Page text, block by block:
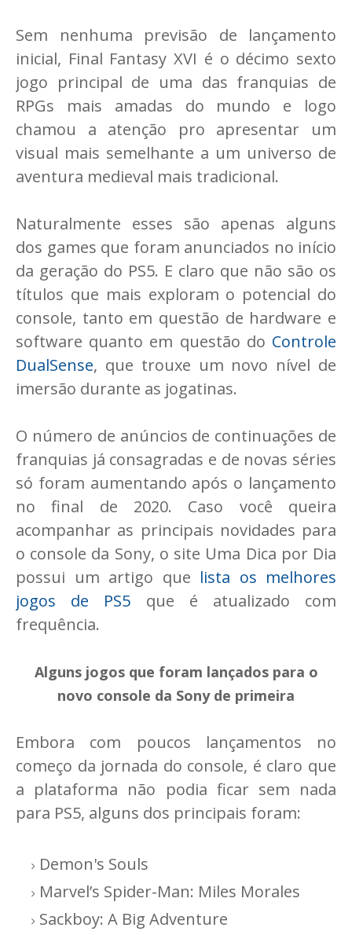
Sem nenhuma previsão de lançamento
inicial, Final Fantasy XVI é o décimo sexto
jogo principal de uma das franquias de
RPGs mais amadas do mundo e logo
chamou a atenção pro apresentar um
visual mais semelhante a um universo de
aventura medieval mais tradicional.
Naturalmente esses são apenas alguns
dos games que foram anunciados no início
da geração do PS5. E claro que não são os
títulos que mais exploram o potencial do
console, tanto em questão de hardware e
software quanto em questão do Controle
DualSense, que trouxe um novo nível de
imersão durante as jogatinas.
O número de anúncios de continuações de
franquias já consagradas e de novas séries
só foram aumentando após o lançamento
no final de 2020. Caso você queira
acompanhar as principais novidades para
o console da Sony, o site Uma Dica por Dia
possui um artigo que lista os melhores
jogos de PS5 que é atualizado com
frequência.
Alguns jogos que foram lançados para o
novo console da Sony de primeira
Embora com poucos lançamentos no
começo da jornada do console, é claro que
a plataforma não podia ficar sem nada
para PS5, alguns dos principais foram:
Demon's Souls
Marvel’s Spider-Man: Miles Morales
Sackboy: A Big Adventure